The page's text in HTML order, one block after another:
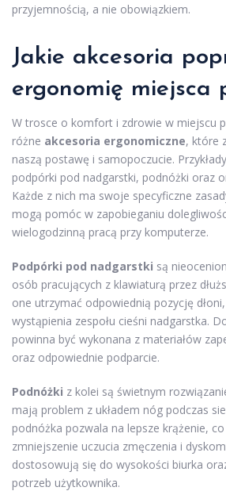
przyjemnością, a nie obowiązkiem.
Jakie akcesoria
ergonomię miejsca
W trosce o komfort i zdrowie w miejscu
różne akcesoria ergonomiczne, które
naszą postawę i samopoczucie.
podpórki pod nadgarstki, podnóżki oraz
Każde z nich ma swoje specyficzne
mogą pomóc w zapobieganiu
wielogodzinną pracą przy komputerze.
Podpórki pod nadgarstki są
osób pracujących z klawiaturą przez
one utrzymać odpowiednią pozycję
wystąpienia zespołu cieśni nadgarstka.
powinna być wykonana z materiałów
oraz odpowiednie podparcie.
Podnóżki z kolei są świetnym
mają problem z układem nóg podczas
podnóżka pozwala na lepsze krążenie,
zmniejszenie uczucia zmęczenia i
dostosowują się do wysokości biurka
potrzeb użytkownika.